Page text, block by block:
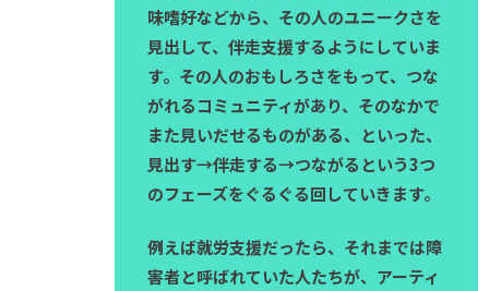
味嗜好などから、その人のユニークさを
見出して、伴走支援するようにしていま
す。その人のおもしろさをもって、つな
がれるコミュニティがあり、そのなかで
また見いだせるものがある、といった、
見出す→伴走する→つながるという3つ
のフェーズをぐるぐる回していきます。
例えば就労支援だったら、それまでは障
害者と呼ばれていた人たちが、アーティ